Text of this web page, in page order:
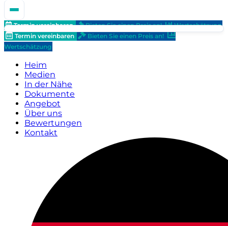
Termin vereinbaren Bieten Sie einen Preis an!
Wertschätzung
Termin vereinbaren
Bieten Sie einen Preis an!
Wertschätzung
Heim
Medien
In der Nähe
Dokumente
Angebot
Über uns
Bewertungen
Kontakt